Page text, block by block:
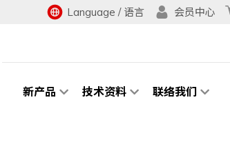
Language / 语言 会员中心
新产品 技术资料 联络我们